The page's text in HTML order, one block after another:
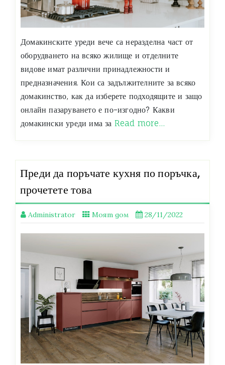
Домакинските уреди вече са неразделна част от
оборудването на всяко жилище и отделните
видове имат различни принадлежности и
предназначения. Кои са задължителните за всяко
домакинство, как да изберете подходящите и защо
онлайн пазаруването е по-изгодно? Какви
домакински уреди има за Read more…
Преди да поръчате кухня по поръчка,
прочетете това
Administrator Моят дом 28/11/2022